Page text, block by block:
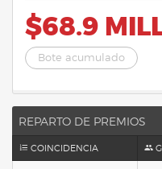
$68.9
Bote acumulado
REPARTO DE PREMIOS
COINCIDENCIA